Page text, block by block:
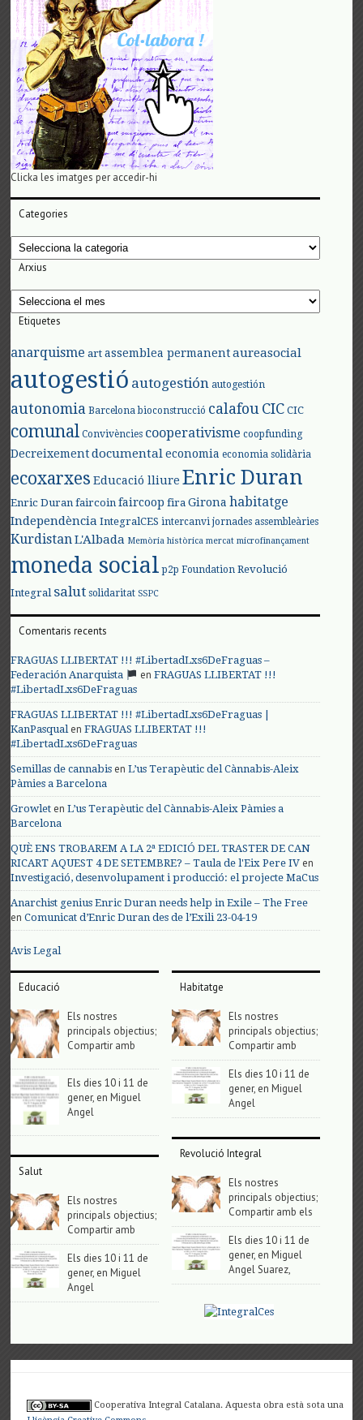
Clicka les imatges per accedir-hi
Categories
Categories
Arxius
Arxius
Etiquetes
anarquisme art assemblea permanent aureasocial
autogestió autogestión autogestión
autonomia Barcelona bioconstrucció calafouCIC CIC
comunal Convivències cooperativisme coopfunding
Decreixement documental economia economia solidària
ecoxarxes Educació lliure Enric Duran
Enric Duran faircoin faircoop fira Girona habitatge
Independència IntegralCES intercanvi jornades assembleàries
KurdistanL'Albada Memòria històrica mercat microfinançament
moneda social p2p Foundation Revolució
Integral salut solidaritat SSPC
Comentaris recents
FRAGUAS LLIBERTAT !!! #LibertadLxs6DeFraguas –
Federación Anarquista
enFRAGUAS LLIBERTAT !!!
#LibertadLxs6DeFraguas
FRAGUAS LLIBERTAT !!! #LibertadLxs6DeFraguas |
KanPasqualenFRAGUAS LLIBERTAT !!!
#LibertadLxs6DeFraguas
Semillas de cannabis enL’us Terapèutic del Cànnabis-Aleix
Pàmies a Barcelona
Growlet enL’us Terapèutic del Cànnabis-Aleix Pàmies a
Barcelona
QUÈ ENS TROBAREM A LA 2ª EDICIÓ DEL TRASTER DE CAN
RICART AQUEST 4 DE SETEMBRE? – Taula de l'Eix Pere IV en
Investigació, desenvolupament i producció: el projecte MaCus
Anarchist genius Enric Duran needs help in Exile – The Free
enComunicat d’Enric Duran des de l’Exili 23-04-19
Avis Legal
Educació
Els nostres
principals objectius;
Compartir amb
Els dies 10 i 11 de
gener, en Miguel
Angel
Salut
Els nostres
principals objectius;
Compartir amb
Els dies 10 i 11 de
gener, en Miguel
Angel
Habitatge
Els nostres
principals objectius;
Compartir amb
Els dies 10 i 11 de
gener, en Miguel
Angel
Revolució Integral
Els nostres
principals objectius;
Compartir amb els
Els dies 10 i 11 de
gener, en Miguel
Angel Suarez,
Cooperativa Integral Catalana. Aquesta obra està sota una